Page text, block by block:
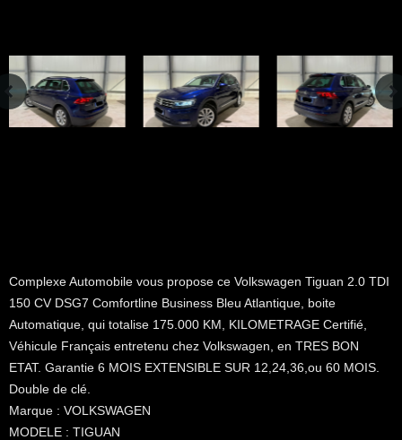
Complexe Automobile vous propose ce Volkswagen Tiguan 2.0 TDI
150 CV DSG7 Comfortline Business Bleu Atlantique, boite
Automatique, qui totalise 175.000 KM, KILOMETRAGE Certifié,
Véhicule Français entretenu chez Volkswagen, en TRES BON
ETAT. Garantie 6 MOIS EXTENSIBLE SUR 12,24,36,ou 60 MOIS.
Double de clé.
Marque : VOLKSWAGEN
MODELE : TIGUAN